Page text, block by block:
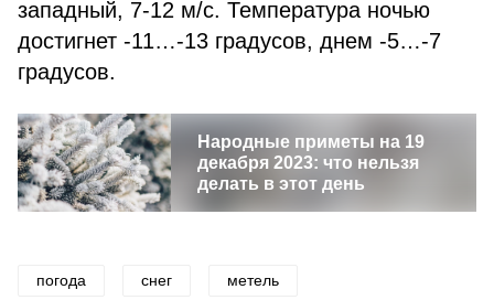
западный, 7-12 м/с. Температура ночью
достигнет -11…-13 градусов, днем -5…-7
градусов.
Народные приметы на 19
декабря 2023: что нельзя
делать в этот день
погода снег метель